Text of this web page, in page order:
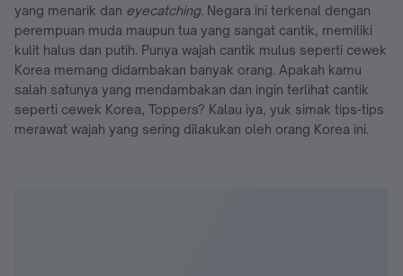
yang menarik dan eyecatching. Negara ini terkenal dengan
perempuan muda maupun tua yang sangat cantik, memiliki
kulit halus dan putih. Punya wajah cantik mulus seperti cewek
Korea memang didambakan banyak orang. Apakah kamu
salah satunya yang mendambakan dan ingin terlihat cantik
seperti cewek Korea, Toppers? Kalau iya, yuk simak tips-tips
merawat wajah yang sering dilakukan oleh orang Korea ini.